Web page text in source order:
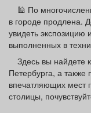
ТВ программа
🕌 По
в городе продлена.
увидеть экспозицию
выполненных в
Здесь вы найдете
Петербурга, а
впечатляющих мест
столицы,